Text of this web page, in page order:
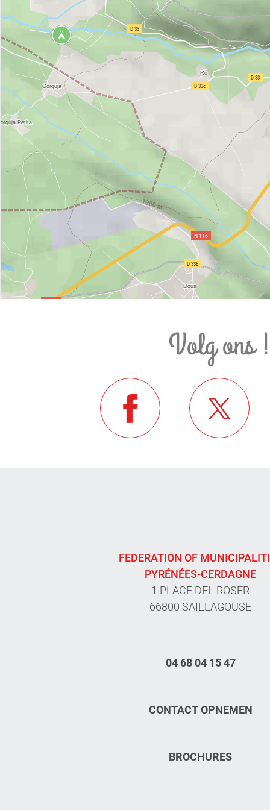
Volg ons !
FEDERATION OF
PYRÉNÉES-CERDAGNE
1 PLACE DEL ROSER
66800 SAILLAGOUSE
04 68 04 15 47
CONTACT OPNEMEN
BROCHURES